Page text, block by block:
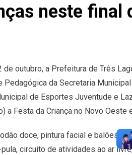
neste final
outubro, a Prefeitura de Três
Pedagógica da Secretaria
de Esportes Juventude e
a Festa da Criança no Novo Oeste
doce, pintura facial e balões
circuito de atividades ao ar